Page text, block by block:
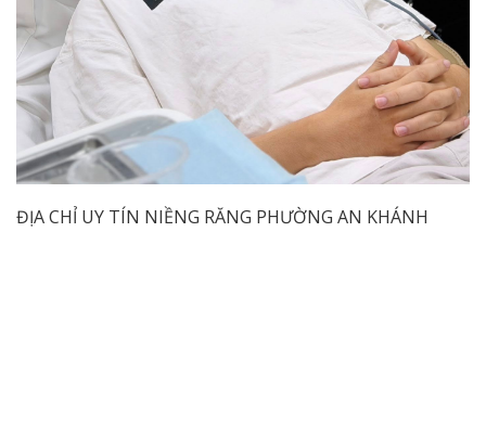
ĐỊA CHỈ UY TÍN NIỀNG RĂNG PHƯỜNG AN KHÁNH